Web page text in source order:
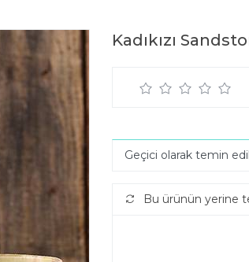
Kadıkızı
Geçici olarak temin
Bu ürünün yerine